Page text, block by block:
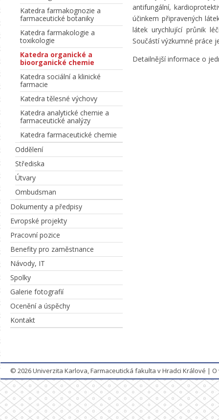
Katedra farmakognozie a
farmaceutické botaniky
Katedra farmakologie a
toxikologie
Katedra organické a
bioorganické chemie
Katedra sociální a klinické
farmacie
Katedra tělesné výchovy
Katedra analytické chemie a
farmaceutické analýzy
Katedra farmaceutické chemie
Oddělení
Střediska
Útvary
Ombudsman
Dokumenty a předpisy
Evropské projekty
Pracovní pozice
Benefity pro zaměstnance
Návody, IT
Spolky
Galerie fotografií
Ocenění a úspěchy
Kontakt
antifungální,
účinkem připravených
látek urychlující průnik
Součástí výzkumné práce
Detailnější informace o
© 2026Univerzita Karlova, Farmaceutická fakulta v Hradci Králové |